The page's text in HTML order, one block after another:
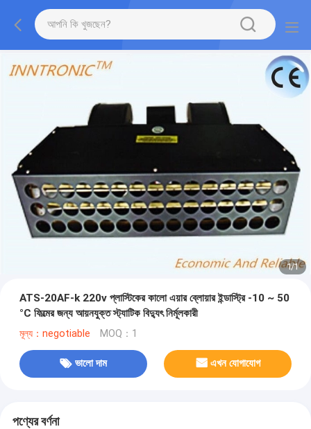
1/1
ATS-20AF-k 220v প্লাস্টিকের কালো এয়ার ব্লোয়ার ইন্ডাস্ট্রি -10 ~ 50
°C ফিল্মের জন্য আয়নযুক্ত স্ট্যাটিক বিদ্যুৎ নির্মূলকারী
মূল্য：negotiable MOQ：1
ভালো দাম এখন যোগাযোগ
পণ্যের বর্ণনা